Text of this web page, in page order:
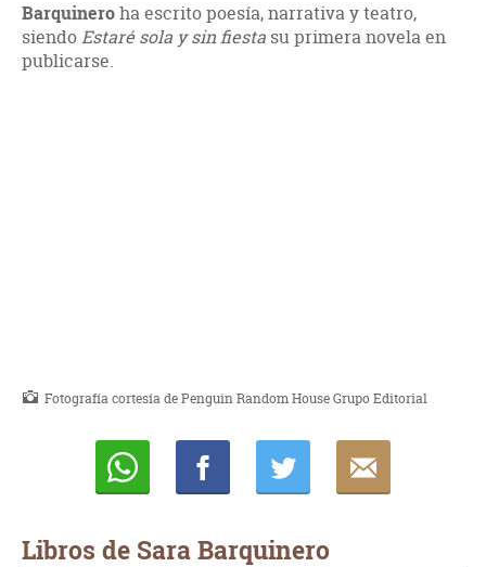
Barquineroha escrito poesía, narrativa y teatro,
siendoEstaré sola y sin fiesta su primera novela en
publicarse.
Fotografía cortesía de Penguin Random House Grupo Editorial
Libros de Sara Barquinero